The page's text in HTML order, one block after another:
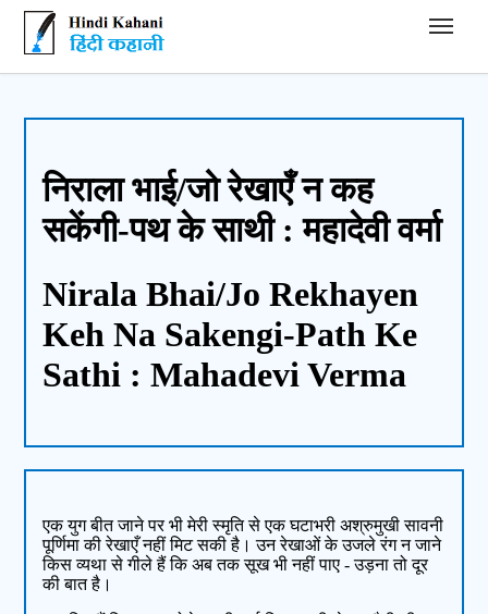
Hindi Kahani - हिंदी कहानी
निराला भाई/जो रेखाएँ न कह
सकेंगी-पथ के साथी : महादेवी वर्मा
Nirala Bhai/Jo Rekhayen
Keh Na Sakengi-Path Ke
Sathi : Mahadevi Verma
एक युग बीत जाने पर भी मेरी स्मृति से एक घटाभरी अश्रुमुखी सावनी
पूर्णिमा की रेखाएँ नहीं मिट सकी है। उन रेखाओं के उजले रंग न जाने
किस व्यथा से गीले हैं कि अब तक सूख भी नहीं पाए - उड़ना तो दूर
की बात है।